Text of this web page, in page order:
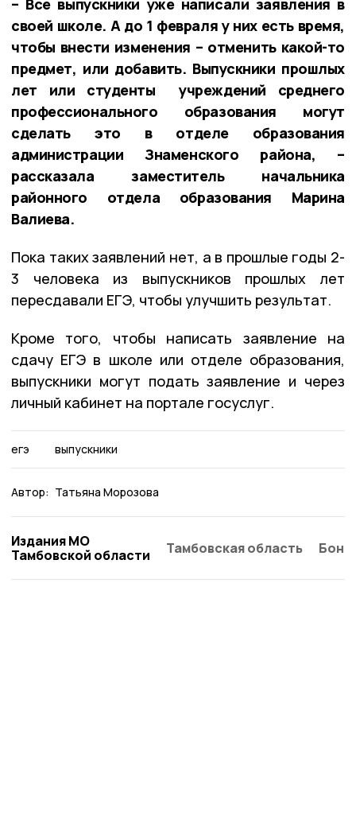
– Все выпускники уже написали заявления в
своей школе. А до 1 февраля у них есть время,
чтобы внести изменения – отменить какой-то
предмет, или добавить. Выпускники прошлых
лет или студенты учреждений среднего
профессионального образования могут
сделать это в отделе образования
администрации Знаменского района, –
рассказала заместитель начальника
районного отдела образования Марина
Валиева.
Пока таких заявлений нет, а в прошлые годы 2-
3 человека из выпускников прошлых лет
пересдавали ЕГЭ, чтобы улучшить результат.
Кроме того, чтобы написать заявление на
сдачу ЕГЭ в школе или отделе образования,
выпускники могут подать заявление и через
личный кабинет на портале госуслуг.
егэ выпускники
Автор: Татьяна Морозова
Издания МО
Тамбовской области
Тамбовская область